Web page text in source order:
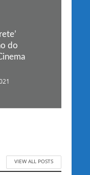
do
VIEW ALL POSTS